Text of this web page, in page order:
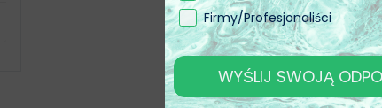
Firmy/Profesjonaliści
WYŚLIJ SWOJĄ